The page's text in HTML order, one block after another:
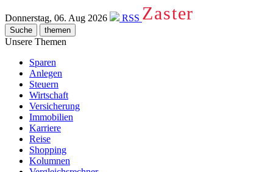
Donnerstag, 06. Aug 2026 RSS Zaster
Suche themen
Unsere Themen
Sparen
Anlegen
Steuern
Wirtschaft
Versicherung
Immobilien
Karriere
Reise
Shopping
Kolumnen